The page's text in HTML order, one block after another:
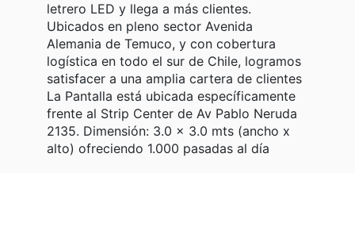
letrero LED y llega a más clientes.
Ubicados en pleno sector Avenida
Alemania de Temuco, y con cobertura
logística en todo el sur de Chile, logramos
satisfacer a una amplia cartera de clientes
La Pantalla está ubicada específicamente
frente al Strip Center de Av Pablo Neruda
2135. Dimensión: 3.0 x 3.0 mts (ancho x
alto) ofreciendo 1.000 pasadas al día